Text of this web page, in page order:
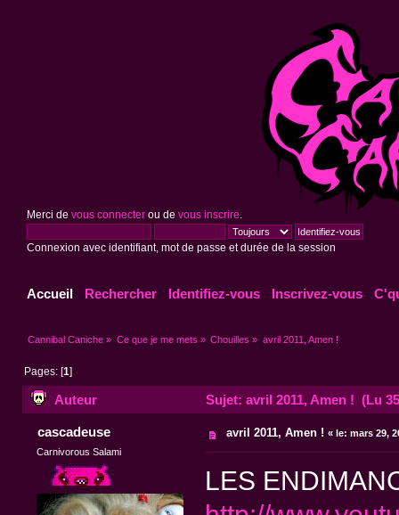
Merci de vous connecterou de vous inscrire
Connexion avec identifiant, mot de passe et durée de la session
Accueil Rechercher Identifiez-vous Inscrivez-vous
Cannibal Caniche » Ce que je me mets » Chouilles » avril 2011, Amen !
Pages: [1]
Auteur Sujet: avril 2011, Amen ! (Lu
cascadeuse
Carnivorous Salami
avril 2011, Amen ! «le: mars 29,
LES